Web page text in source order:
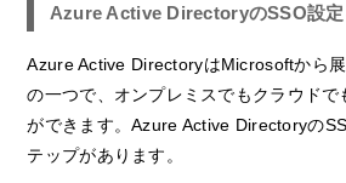
Azure Active DirectoryのSSO設定
Azure Active DirectoryはMicrosoftから
の一つで、オンプレミスでもクラウドで
ができます。Azure Active Directoryの
テップがあります。